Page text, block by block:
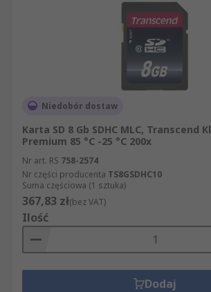
Niedobór dostaw
Karta SD 8 Gb SDHC MLC, Transcend
Premium 85 °C -25 °C 200x
Nr art. RS 758-2574
Nr części producenta TS8GSDHC10
Suma częściowa (1 sztuka)
367,83 zł(bez VAT)
Ilość
Dodaj